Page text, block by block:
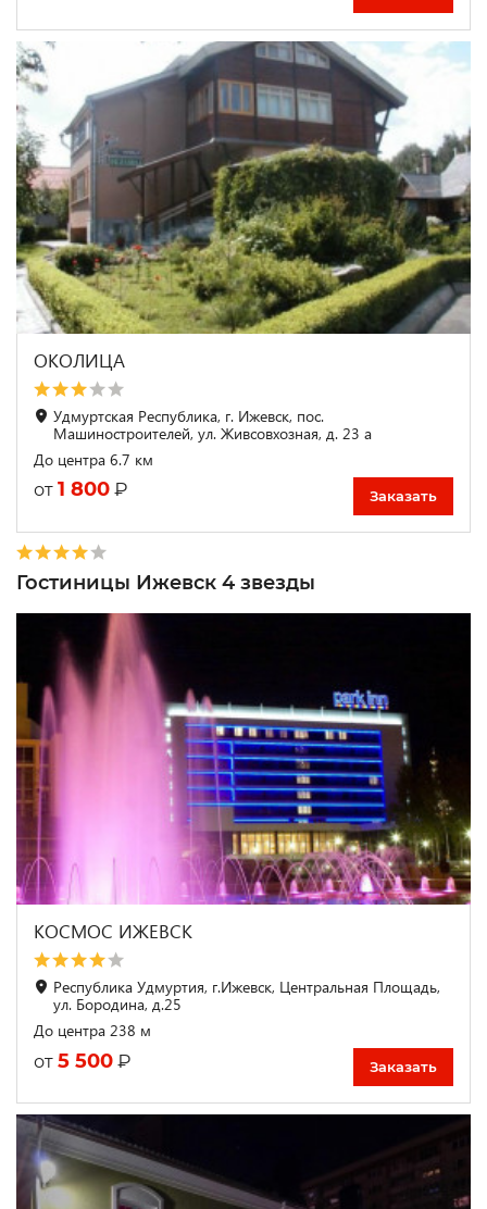
ОКОЛИЦА
Удмуртская Республика, г. Ижевск, пос.
Машиностроителей, ул. Живсовхозная, д. 23 а
До центра 6.7 км
от 1 800 ₽ Заказать
Гостиницы Ижевск 4 звезды
КОСМОС ИЖЕВСК
Республика Удмуртия, г.Ижевск, Центральная Площадь,
ул. Бородина, д.25
До центра 238 м
от 5 500 ₽ Заказать